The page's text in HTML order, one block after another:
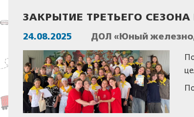
ЗАКРЫТИЕ ТРЕТЬЕГО
24.08.2025 ДОЛ «Юный